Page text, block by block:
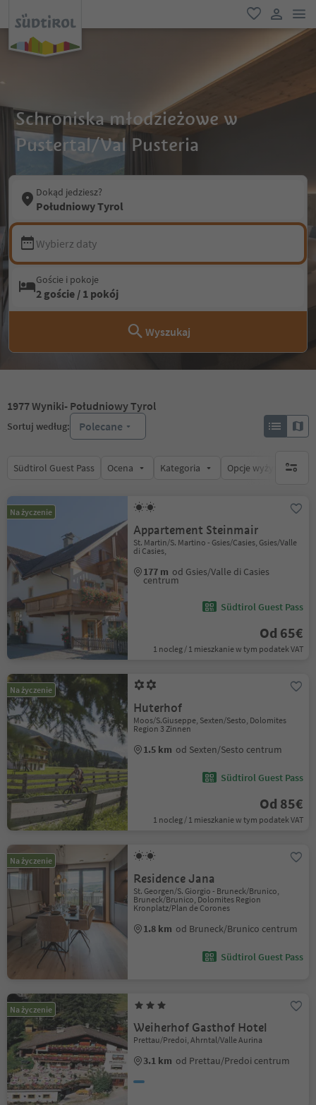
ulubione
link
Schroniska młodzieżowe w
Pustertal/Val Pusteria
Dokąd jedziesz?
Południowy Tyrol
Wybierz daty
Goście i pokoje
2 goście / 1 pokój
Wyszukaj
1977Wyniki- Południowy Tyrol
Sortuj według: Polecane
Südtirol Guest Pass Ocena Kategoria Opcje wyżywieniabrak
Na życzenie
Appartement Steinmair
St. Martin/S. Martino - Gsies/Casies, Gsies/Valle
di Casies,
177 m od Gsies/Valle di Casies
centrum
Südtirol Guest Pass
Od 65€
1 nocleg / 1 mieszkanie w tym podatek VAT
Na życzenie
Huterhof
Moos/S.Giuseppe, Sexten/Sesto, Dolomites
Region 3 Zinnen
1.5 km od Sexten/Sesto centrum
Südtirol Guest Pass
Od 85€
1 nocleg / 1 mieszkanie w tym podatek VAT
Na życzenie
Residence Jana
St. Georgen/S. Giorgio - Bruneck/Brunico,
Bruneck/Brunico, Dolomites Region
Kronplatz/Plan de Corones
1.8 km od Bruneck/Brunico centrum
Südtirol Guest Pass
Na życzenie
Weiherhof Gasthof Hotel
Prettau/Predoi, Ahrntal/Valle Aurina
3.1 km od Prettau/Predoi centrum